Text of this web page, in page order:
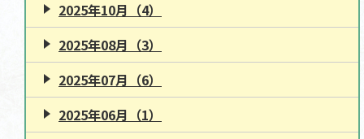
2025年10月（4）
2025年08月（3）
2025年07月（6）
2025年06月（1）